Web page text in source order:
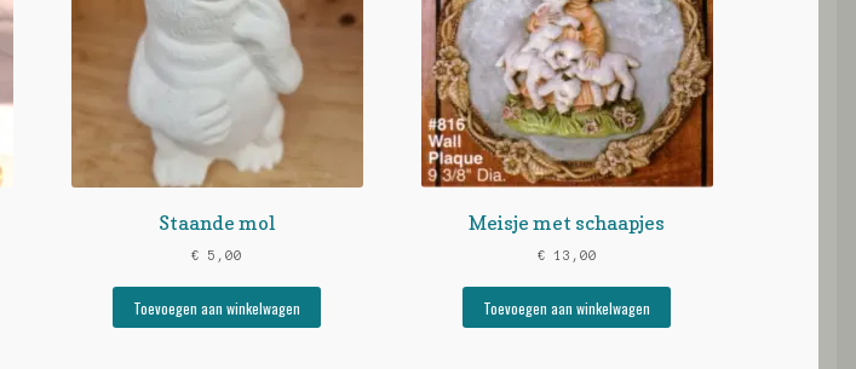
Staande mol
€ 5,00
Toevoegen aan winkelwagen
Meisje met schaapjes
€ 13,00
Toevoegen aan winkelwagen